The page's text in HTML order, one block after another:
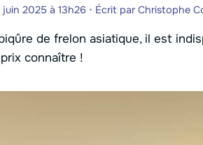
juin 2025 à 13h26 • Écrit par Christophe
de frelon asiatique, il est
connaître !